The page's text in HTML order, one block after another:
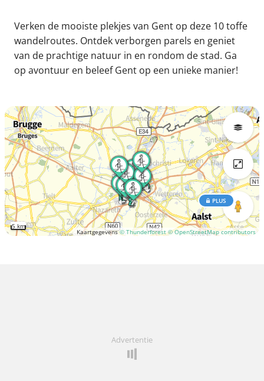
Verken de mooiste plekjes van Gent op deze 10 toffe
wandelroutes. Ontdek verborgen parels en geniet
van de prachtige natuur in en rondom de stad. Ga
op avontuur en beleef Gent op een unieke manier!
Kaartgegevens© Thunderforest © OpenStreetMap contributors
PLUS
5 km
Advertentie